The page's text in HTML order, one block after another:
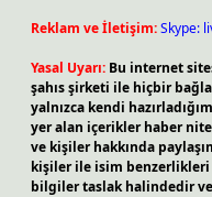
Reklam ve İletişim:Skype:
Yasal Uyarı: Bu internet
şahıs şirketi ile hiçbir
yalnızca kendi
yer alan içerikler haber
ve kişiler hakkında
kişiler ile isim
bilgiler taslak halindedir